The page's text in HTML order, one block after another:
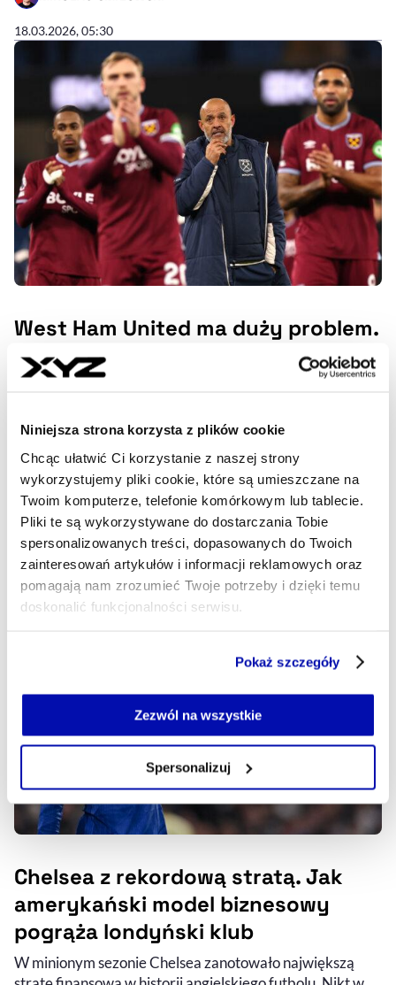
Niniejsza strona korzysta z plików cookie
Chcąc ułatwić Ci korzystanie z naszej strony
wykorzystujemy pliki cookie, które są umieszczane na
Twoim komputerze, telefonie komórkowym lub tablecie.
Pliki te są wykorzystywane do dostarczania Tobie
spersonalizowanych treści, dopasowanych do Twoich
zainteresowań artykułów i informacji reklamowych oraz
pomagają nam zrozumieć Twoje potrzeby i dzięki temu
doskonalić funkcjonalności serwisu.
Jeżeli nie wyrażasz zgody na zapisywanie plików cookie,
możesz łatwo zarządzać swoimi uprawnieniami, np. we
własnej przeglądarce internetowej lub po wybraniu opcji
naszejPolityce Prywatności
Pokaż szczegóły
Zezwól na wszystkie
Spersonalizuj
- AUTOR ARTYKUŁU - PROFIL
18.03.2026, 05:30
West Ham United ma duży problem.
Finanse klubu to tykająca bomba
Ham United nie tylko zaliczył spadek formy na boisku, ale
Księgi klubu ze wschodniego Londynu to tykająca bomba
opakowana w papier prezentowy. Odważyliśmy się do
nich zajrzeć.
MIKOŁAJ ŚMIŁOWSKI
- AUTOR ARTYKUŁU - PROFIL
12.03.2026, 04:15
Chelsea z rekordową stratą. Jak
amerykański model biznesowy
pogrąża londyński klub
W minionym sezonie Chelsea zanotowało największą